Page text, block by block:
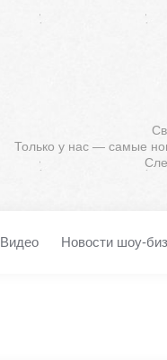
Только у нас — самые
Видео Новости шоу-